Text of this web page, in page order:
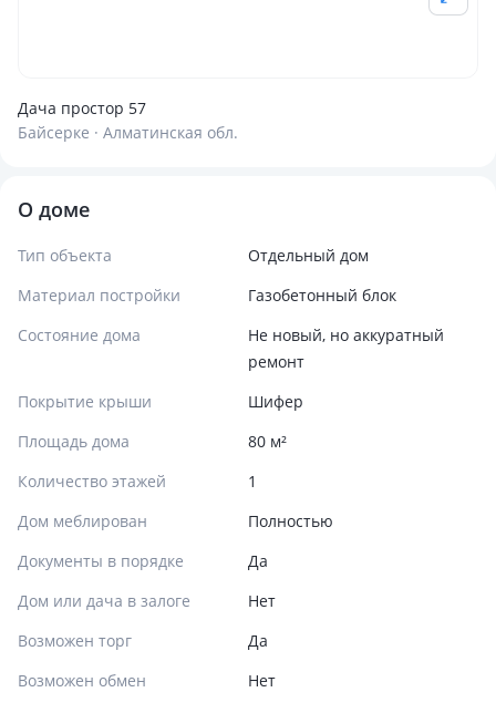
Дача простор 57
Байсерке · Алматинская обл.
О доме
Тип объекта
Отдельный дом
Материал постройки
Газобетонный блок
Состояние дома
Не новый, но аккуратный
ремонт
Покрытие крыши
Шифер
Площадь дома
80 м²
Количество этажей
1
Дом меблирован
Полностью
Документы в порядке
Да
Дом или дача в залоге
Нет
Возможен торг
Да
Возможен обмен
Нет